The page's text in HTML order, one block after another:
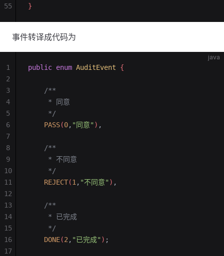
}
55
事件转译成代码为
java
public enum AuditEvent {
    /**
     * 同意
     */
    PASS
(0, "同意" ) ,
    /**
     * 不同意
     */
    REJECT
(1 , "不同意" ) ,
    /**
     * 已完成
     */
    DONE
(2 , "已完成" ) ;
1
2
3
4
5
6
7
8
9
10
11
12
13
14
15
16
17